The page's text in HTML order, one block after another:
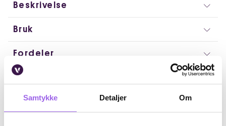
Samtykke Detaljer Om
Beskrivelse
Bruk
Fordeler
Ingredienser
Artikkelnummer: 374859